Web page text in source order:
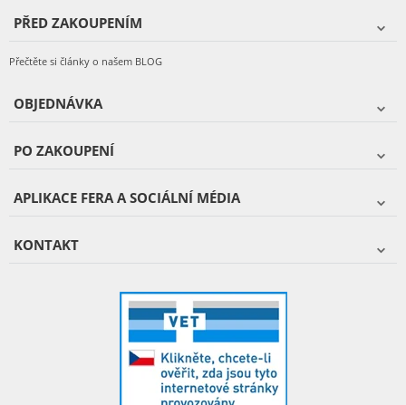
PŘED ZAKOUPENÍM
Přečtěte si články o našem BLOG
OBJEDNÁVKA
PO ZAKOUPENÍ
APLIKACE FERA A SOCIÁLNÍ MÉDIA
KONTAKT